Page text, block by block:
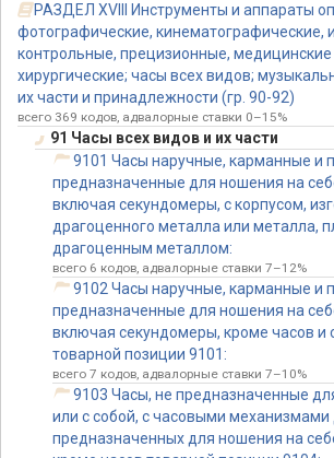
РАЗДЕЛ XVIII Инструменты и аппараты
фотографические, кинематографические,
контрольные, прецизионные, медицинские
хирургические; часы всех видов;
их части и принадлежности (гр. 90-92)
всего 369 кодов, адвалорные ставки 0–15%
91 Часы всех видов и их части
9101 Часы наручные, карманные и
предназначенные для ношения на
включая секундомеры, с корпусом,
драгоценного металла или металла,
драгоценным металлом:
всего 6 кодов, адвалорные ставки 7–12%
9102 Часы наручные, карманные и
предназначенные для ношения на
включая секундомеры, кроме часов и
товарной позиции 9101:
всего 7 кодов, адвалорные ставки 7–10%
9103 Часы, не предназначенные
или с собой, с часовыми механизмами
предназначенных для ношения на